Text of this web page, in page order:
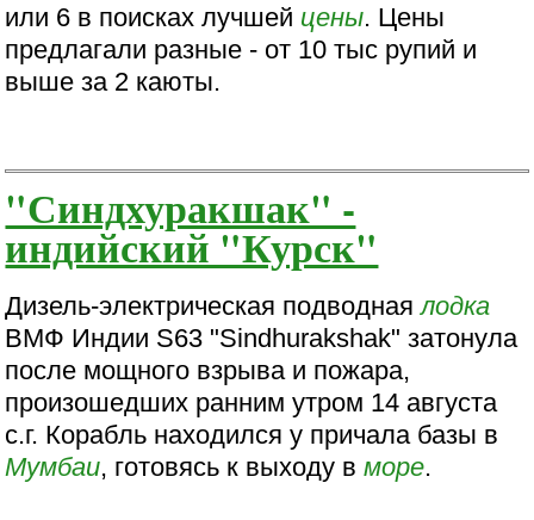
или 6 в поисках лучшей цены. Цены
предлагали разные - от 10 тыс рупий и
выше за 2 каюты.
"Синдхуракшак" -
индийский "Курск"
Дизель-электрическая подводнаялодка
ВМФ Индии S63 "Sindhurakshak" затонула
после мощного взрыва и пожара,
произошедших ранним утром 14 августа
с.г. Корабль находился у причала базы в
Мумбаи, готовясь к выходу вморе.